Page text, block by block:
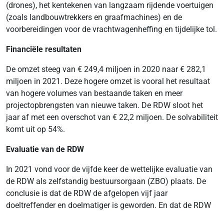
(drones), het kentekenen van langzaam rijdende voertuigen
(zoals landbouwtrekkers en graafmachines) en de
voorbereidingen voor de vrachtwagenheffing en tijdelijke tol.
Financiële resultaten
De omzet steeg van € 249,4 miljoen in 2020 naar € 282,1
miljoen in 2021. Deze hogere omzet is vooral het resultaat
van hogere volumes van bestaande taken en meer
projectopbrengsten van nieuwe taken. De RDW sloot het
jaar af met een overschot van € 22,2 miljoen. De solvabiliteit
komt uit op 54%.
Evaluatie van de RDW
In 2021 vond voor de vijfde keer de wettelijke evaluatie van
de RDW als zelfstandig bestuursorgaan (ZBO) plaats. De
conclusie is dat de RDW de afgelopen vijf jaar
doeltreffender en doelmatiger is geworden. En dat de RDW